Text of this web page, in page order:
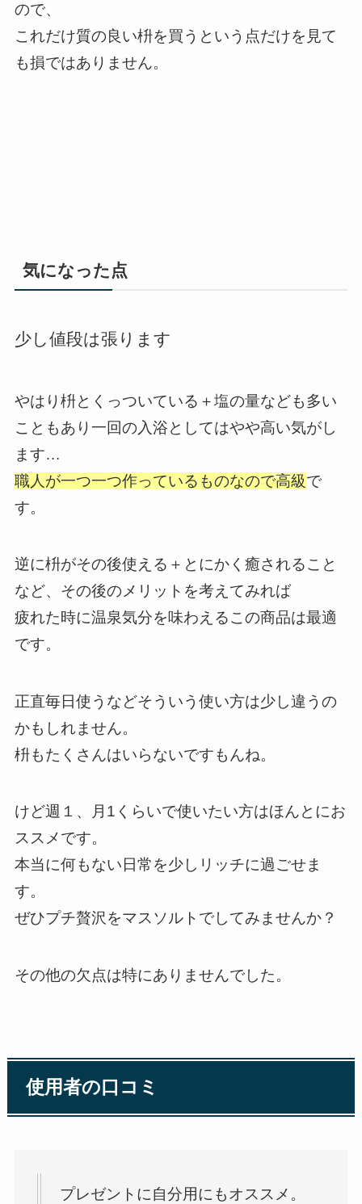
ので、
これだけ質の良い枡を買うという点だけを見て
も損ではありません。
気になった点
少し値段は張ります
やはり枡とくっついている＋塩の量なども多い
こともあり一回の入浴としてはやや高い気がし
ます…
職人が一つ一つ作っているものなので高級で
す。
逆に枡がその後使える＋とにかく癒されること
など、その後のメリットを考えてみれば
疲れた時に温泉気分を味わえるこの商品は最適
です。
正直毎日使うなどそういう使い方は少し違うの
かもしれません。
枡もたくさんはいらないですもんね。
けど週１、月1くらいで使いたい方はほんとにお
ススメです。
本当に何もない日常を少しリッチに過ごせま
す。
ぜひプチ贅沢をマスソルトでしてみませんか？
その他の欠点は特にありませんでした。
使用者の口コミ
プレゼントに自分用にもオススメ。